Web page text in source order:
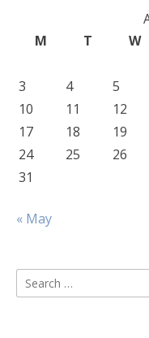
M
T W
3
4 5
10
11 12
17
18 19
24
25 26
31
« May
Search
for: